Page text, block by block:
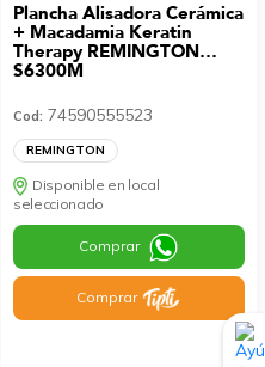
Plancha Alisadora Cerámica
+ Macadamia Keratin
Therapy REMINGTON
S6300M
Cod: 74590555523
REMINGTON
Disponible en local
seleccionado
Comprar
Comprar